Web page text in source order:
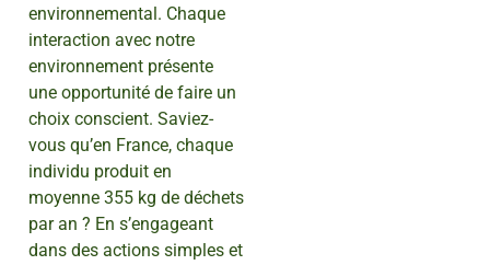
environnemental. Chaque
interaction avec notre
environnement présente
une opportunité de faire un
choix conscient. Saviez-
vous qu’en France, chaque
individu produit en
moyenne 355 kg de déchets
par an ? En s’engageant
dans des actions simples et